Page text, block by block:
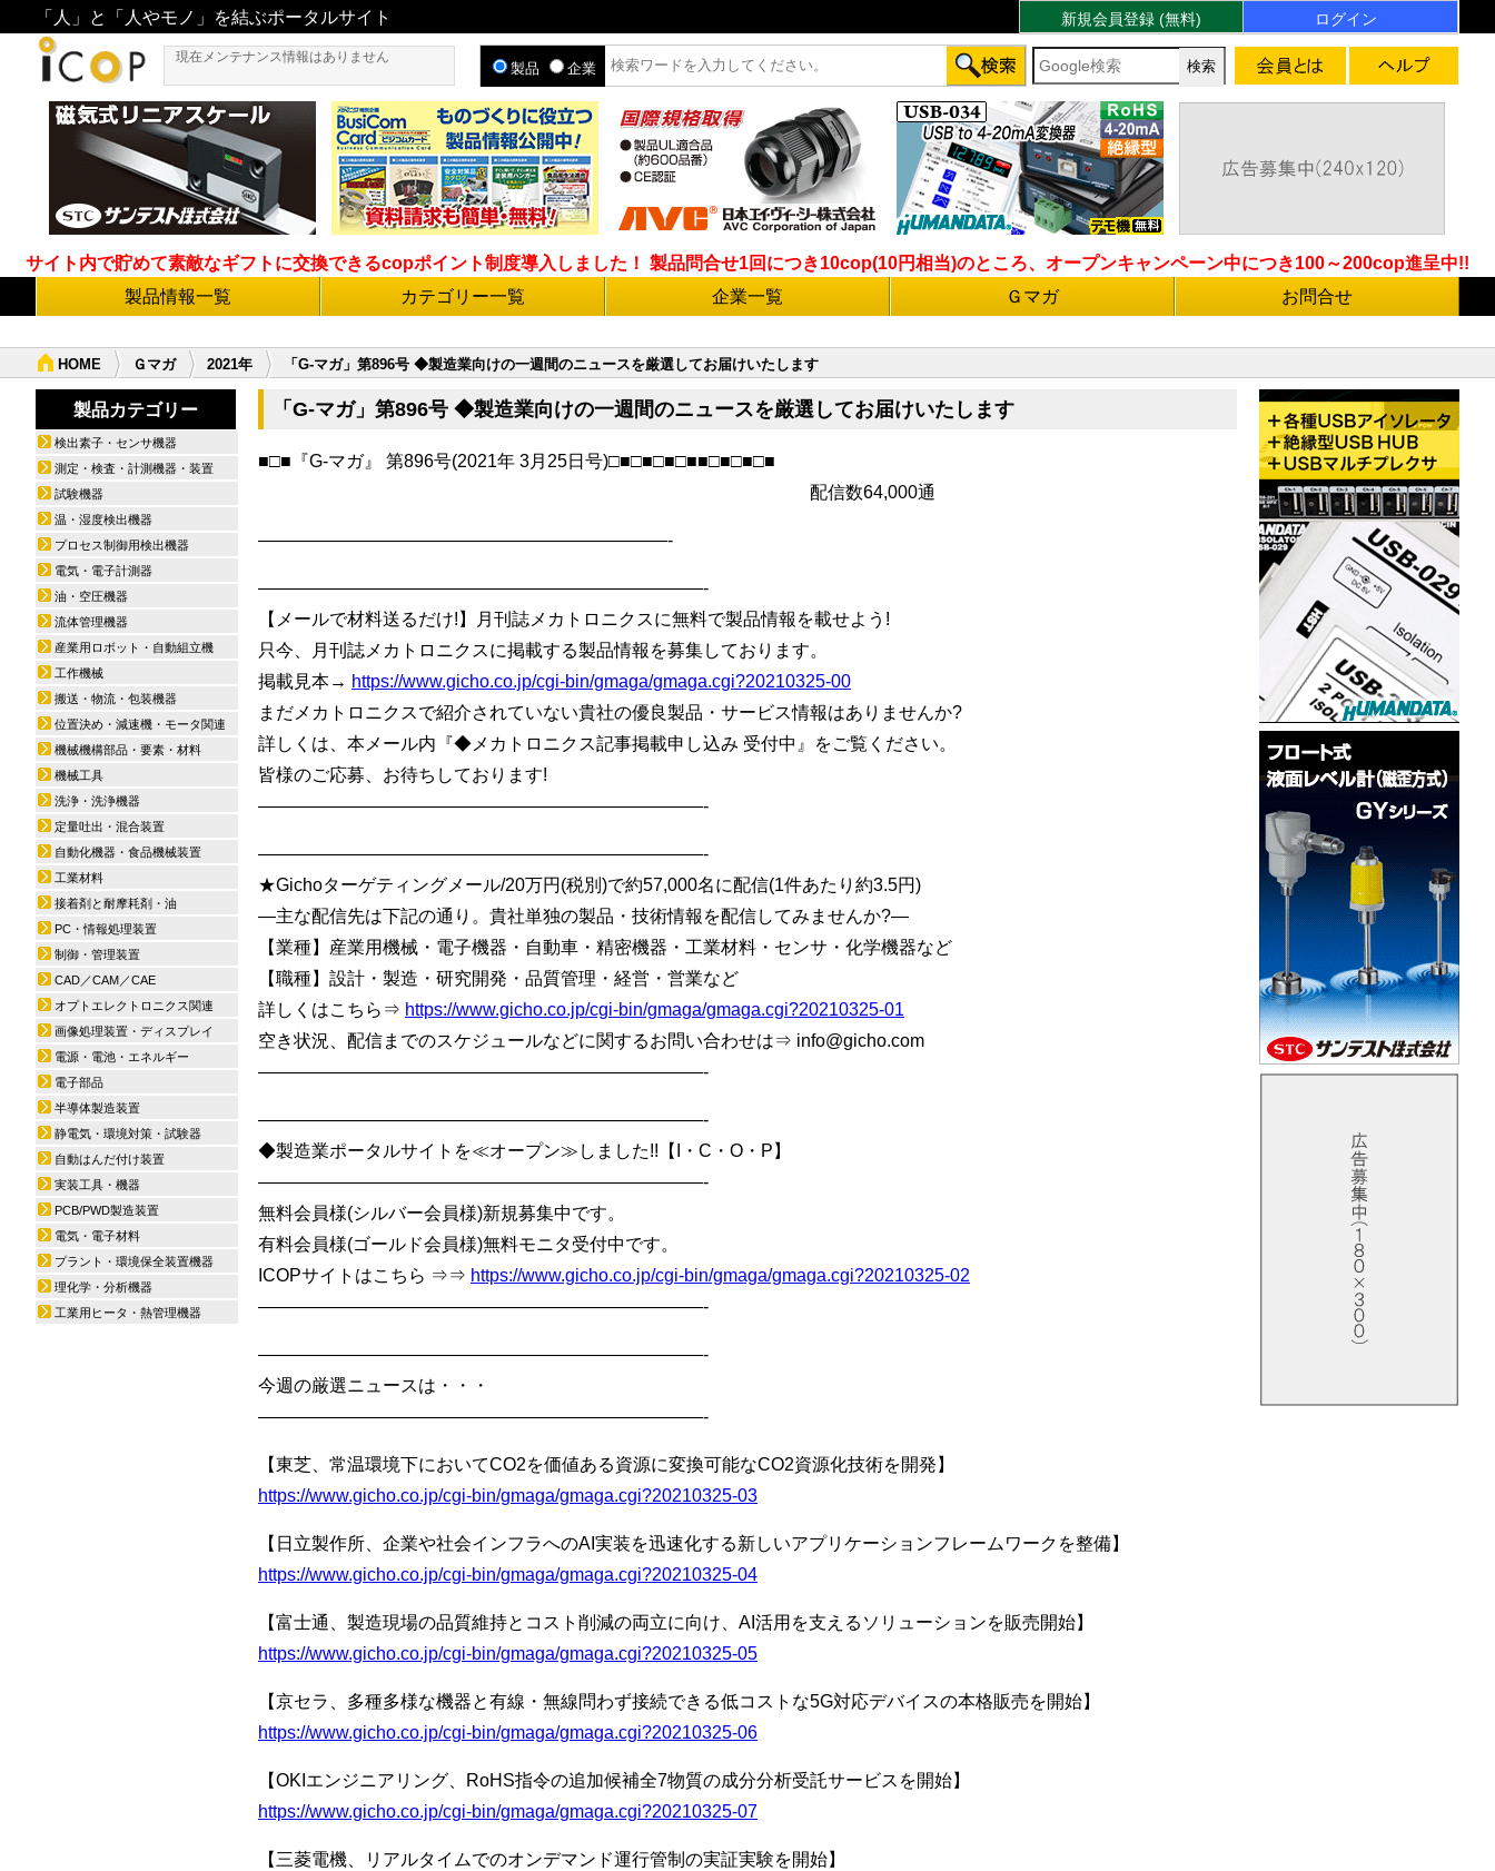
「人」と「人やモノ」を結ぶポータルサイト ログイン
新規会員登録 (無料)
現在メンテナンス情報はありません
製品 企業
サイト内で貯めて素敵なギフトに交換できるcopポイント制度導入しました！ 製品問合せ1回につき10cop(10円相当)のところ、オープンキャンペーン中につき100～200cop進呈中!!
製品情報一覧
カテゴリー一覧 企業一覧 Ｇマガ お問合せ
HOME Ｇマガ 2021年 「G-マガ」第896号 ◆製造業向けの一週間のニュースを厳選してお届けいたします
「G-マガ」第896号 ◆製造業向けの一週間のニュースを厳選してお届けいたします
■□■『G-マガ』 第896号(2021年 3月25日号)□■□■□■□■■□■□■□■
配信数64,000通
———————————————————————-
—————————————————————————-
【メールで材料送るだけ!】月刊誌メカトロニクスに無料で製品情報を載せよう!
只今、月刊誌メカトロニクスに掲載する製品情報を募集しております。
掲載見本→ https://www.gicho.co.jp/cgi-bin/gmaga/gmaga.cgi?20210325-00
まだメカトロニクスで紹介されていない貴社の優良製品・サービス情報はありませんか?
詳しくは、本メール内『◆メカトロニクス記事掲載申し込み 受付中』をご覧ください。
皆様のご応募、お待ちしております!
—————————————————————————-
—————————————————————————-
★Gichoターゲティングメール/20万円(税別)で約57,000名に配信(1件あたり約3.5円)
—主な配信先は下記の通り。貴社単独の製品・技術情報を配信してみませんか?—
【業種】産業用機械・電子機器・自動車・精密機器・工業材料・センサ・化学機器など
【職種】設計・製造・研究開発・品質管理・経営・営業など
詳しくはこちら⇒ https://www.gicho.co.jp/cgi-bin/gmaga/gmaga.cgi?20210325-01
空き状況、配信までのスケジュールなどに関するお問い合わせは⇒ info@gicho.com
—————————————————————————-
—————————————————————————-
◆製造業ポータルサイトを≪オープン≫しました!!【I・C・O・P】
—————————————————————————-
無料会員様(シルバー会員様)新規募集中です。
有料会員様(ゴールド会員様)無料モニタ受付中です。
ICOPサイトはこちら ⇒⇒ https://www.gicho.co.jp/cgi-bin/gmaga/gmaga.cgi?20210325-02
—————————————————————————-
—————————————————————————-
今週の厳選ニュースは・・・
—————————————————————————-
【東芝、常温環境下においてCO2を価値ある資源に変換可能なCO2資源化技術を開発】
https://www.gicho.co.jp/cgi-bin/gmaga/gmaga.cgi?20210325-03
【日立製作所、企業や社会インフラへのAI実装を迅速化する新しいアプリケーションフレームワークを整備】
https://www.gicho.co.jp/cgi-bin/gmaga/gmaga.cgi?20210325-04
【富士通、製造現場の品質維持とコスト削減の両立に向け、AI活用を支えるソリューションを販売開始】
https://www.gicho.co.jp/cgi-bin/gmaga/gmaga.cgi?20210325-05
【京セラ、多種多様な機器と有線・無線問わず接続できる低コストな5G対応デバイスの本格販売を開始】
https://www.gicho.co.jp/cgi-bin/gmaga/gmaga.cgi?20210325-06
【OKIエンジニアリング、RoHS指令の追加候補全7物質の成分分析受託サービスを開始】
https://www.gicho.co.jp/cgi-bin/gmaga/gmaga.cgi?20210325-07
【三菱電機、リアルタイムでのオンデマンド運行管制の実証実験を開始】
製品カテゴリー
検出素子・センサ機器
測定・検査・計測機器・装置
試験機器
温・湿度検出機器
プロセス制御用検出機器
電気・電子計測器
油・空圧機器
流体管理機器
産業用ロボット・自動組立機
工作機械
搬送・物流・包装機器
位置決め・減速機・モータ関連
機械機構部品・要素・材料
機械工具
洗浄・洗浄機器
定量吐出・混合装置
自動化機器・食品機械装置
工業材料
接着剤と耐摩耗剤・油
PC・情報処理装置
制御・管理装置
CAD／CAM／CAE
オプトエレクトロニクス関連
画像処理装置・ディスプレイ
電源・電池・エネルギー
電子部品
半導体製造装置
静電気・環境対策・試験器
自動はんだ付け装置
実装工具・機器
PCB/PWD製造装置
電気・電子材料
プラント・環境保全装置機器
理化学・分析機器
工業用ヒータ・熱管理機器